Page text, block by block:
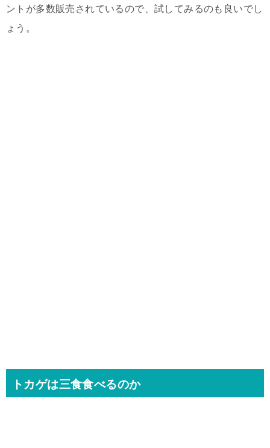
ントが多数販売されているので、試してみるのも良いでし
ょう。
トカゲは三食食べるのか